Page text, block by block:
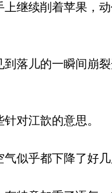
继续削着苹果，
落儿的一瞬间崩
对江歆的意思。
似乎都下降了好几